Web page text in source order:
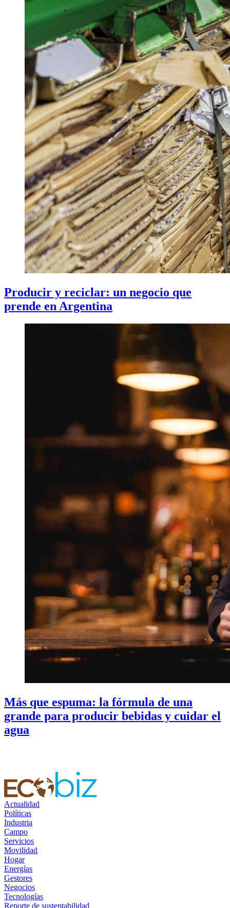
Producir y reciclar: un negocio que
prende en Argentina
Más que espuma: la fórmula de una
grande para producir bebidas y cuidar el
agua
Actualidad
Políticas
Industria
Campo
Servicios
Movilidad
Hogar
Energías
Gestores
Negocios
Tecnologías
Reporte de sustentabilidad